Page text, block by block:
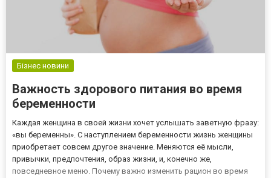
Бізнес новини
Важность здорового питания во время
беременности
Каждая женщина в своей жизни хочет услышать заветную фразу:
«вы беременны». С наступлением беременности жизнь женщины
приобретает совсем другое значение. Меняются её мысли,
привычки, предпочтения, образ жизни, и, конечно же,
повседневное меню. Почему важно изменить рацион во время